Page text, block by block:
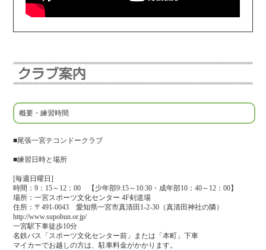
概要・練習時間
■尾張一宮テコンドークラブ
■練習日時と場所
[毎週日曜日]
時間：9：15～12：00 【少年部9:15～10:30・成年部10：40～12：00】
場所：一宮スポーツ文化センター 4F剣道場
住所：〒491-0043 愛知県一宮市真清田1-2-30（真清田神社の隣）
http://www.supobun.or.jp/
一宮駅下車徒歩10分
名鉄バス「スポーツ文化センター前」または「本町」下車
マイカーでお越しの方は、駐車料金がかかります。